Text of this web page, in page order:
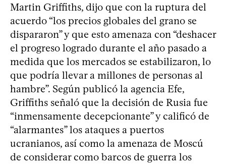
Martin Griffiths, dijo que con la ruptura del
acuerdo “los precios globales del grano se
dispararon” y que esto amenaza con “deshacer
el progreso logrado durante el año pasado a
medida que los mercados se estabilizaron, lo
que podría llevar a millones de personas al
hambre”. Según publicó la agencia Efe,
Griffiths señaló que la decisión de Rusia fue
“inmensamente decepcionante” y calificó de
“alarmantes” los ataques a puertos
ucranianos, así como la amenaza de Moscú
de considerar como barcos de guerra los